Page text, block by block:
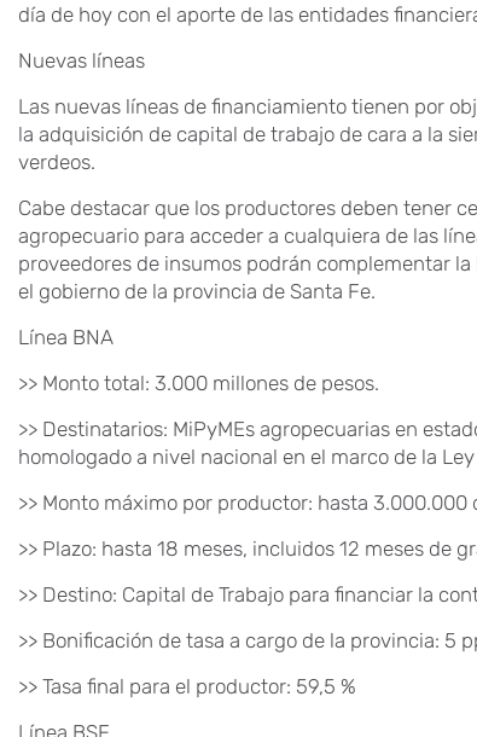
día de hoy con el aporte de las entidades
Nuevas líneas
Las nuevas líneas de financiamiento tienen por
la adquisición de capital de trabajo de cara a la
verdeos.
Cabe destacar que los productores deben tener
agropecuario para acceder a cualquiera de las
proveedores de insumos podrán complementar
el gobierno de la provincia de Santa Fe.
Línea BNA
>> Monto total: 3.000 millones de pesos.
>> Destinatarios: MiPyMEs agropecuarias en
homologado a nivel nacional en el marco de la
>> Monto máximo por productor: hasta 3.000.000
>> Plazo: hasta 18 meses, incluidos 12 meses de
>> Destino: Capital de Trabajo para financiar la
>> Bonificación de tasa a cargo de la provincia: 5
>> Tasa final para el productor: 59,5 %
Línea BSF